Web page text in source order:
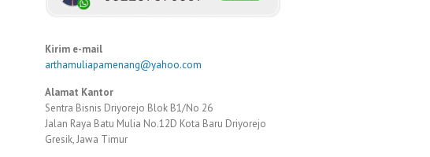
Kirim e-mail
arthamuliapamenang@yahoo.com
Alamat Kantor
Sentra Bisnis Driyorejo Blok B1/No 26
Jalan Raya Batu Mulia No.12D Kota Baru Driyorejo
Gresik, Jawa Timur